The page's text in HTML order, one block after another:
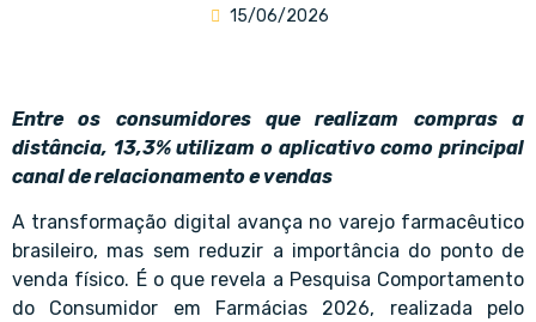
15/06/2026
Entre os consumidores que realizam compras a
distância, 13,3% utilizam o aplicativo como principal
canal de relacionamento e vendas
A transformação digital avança no varejo farmacêutico
brasileiro, mas sem reduzir a importância do ponto de
venda físico. É o que revela a Pesquisa Comportamento
do Consumidor em Farmácias 2026, realizada pelo